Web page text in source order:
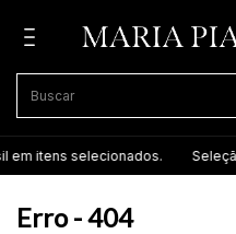
selecionados. Seleção
Erro - 404